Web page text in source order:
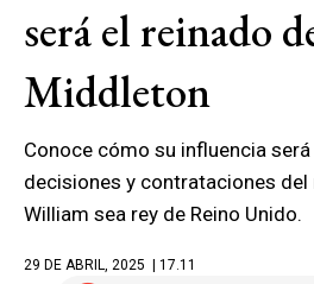
será el reinado
Middleton
Conoce cómo su influencia será
decisiones y contrataciones del
William sea rey de Reino Unido.
29 DE ABRIL, 2025 | 17.11